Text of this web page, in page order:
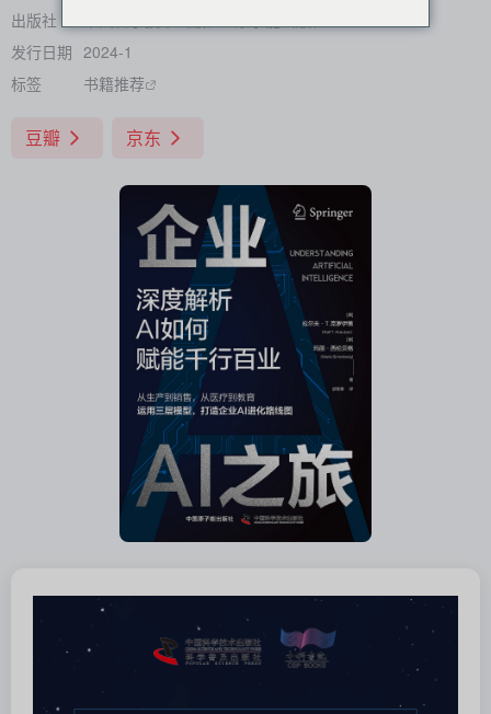
出版社
发行日期 2024-1
标签
书籍推荐
豆瓣 京东